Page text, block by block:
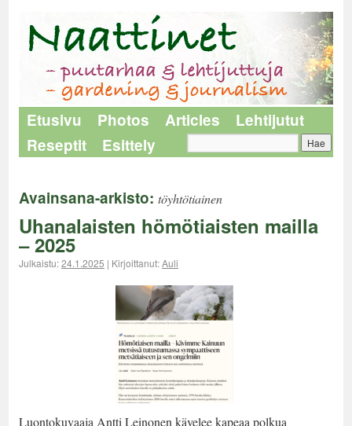
Etusivu Photos Articles
Lehtijutut
Reseptit
Esittely
Avainsana-arkisto: töyhtötiainen
Uhanalaisten hömötiaisten mailla
– 2025
Julkaistu:24.1.2025 | Kirjoittanut:Auli
Luontokuvaaja Antti Leinonen kävelee kapeaa polkua